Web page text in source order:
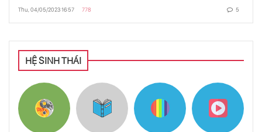
Thu, 04/05/2023 16:57 778 5
HỆ SINH THÁI